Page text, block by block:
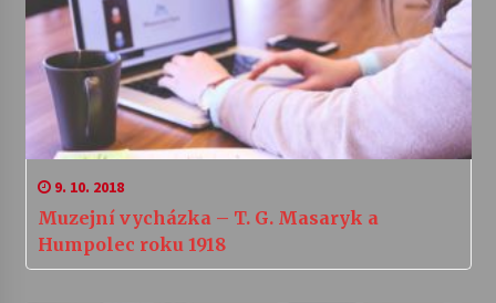
9. 10. 2018
Muzejní vycházka – T. G. Masaryk a
Humpolec roku 1918